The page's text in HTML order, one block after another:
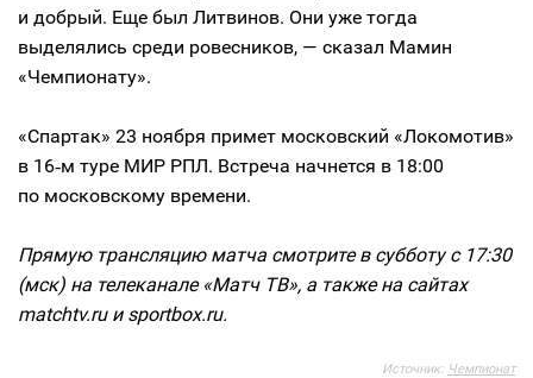
и добрый. Еще был Литвинов. Они уже тогда
выделялись среди ровесников, — сказал Мамин
«Чемпионату».
«Спартак» 23 ноября примет московский «Локомотив»
в 16‑м туре МИР РПЛ. Встреча начнется в 18:00
по московскому времени.
Прямую трансляцию матча смотрите в субботу с 17:30
(мск) на телеканале «Матч ТВ», а также на сайтах
matchtv.ru и sportbox.ru.
Источник: Чемпионат